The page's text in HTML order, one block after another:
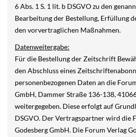
6 Abs. 1 S. 1 lit. b DSGVO zu den
Bearbeitung der Bestellung, Erfüllung
den vorvertraglichen Maßnahmen.
Datenweitergabe:
Für die Bestellung der Zeitschrift
den Abschluss eines
personenbezogenen Daten an die
GmbH, Dammer Straße 136-138,
weitergegeben. Diese erfolgt auf
DSGVO. Der Vertragspartner wird die
Godesberg GmbH. Die Forum Verlag